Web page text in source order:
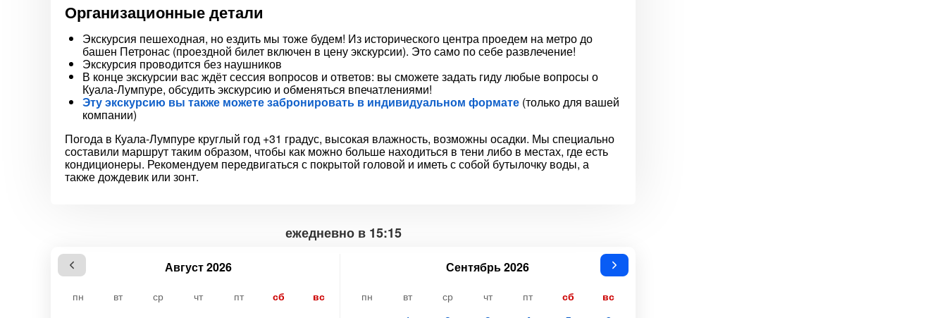
Организационные детали
Экскурсия пешеходная, но ездить мы тоже будем! Из исторического центра проедем на метро до
башен Петронас (проездной билет включен в цену экскурсии). Это само по себе развлечение!
Экскурсия проводится без наушников
В конце экскурсии вас ждёт сессия вопросов и ответов: вы сможете задать гиду любые вопросы о
Куала-Лумпуре, обсудить экскурсию и обменяться впечатлениями!
Эту экскурсию вы также можете забронировать в индивидуальном формате (только для вашей
компании)
Погода в Куала-Лумпуре круглый год +31 градус, высокая влажность, возможны осадки. Мы специально
составили маршрут таким образом, чтобы как можно больше находиться в тени либо в местах, где есть
кондиционеры. Рекомендуем передвигаться с покрытой головой и иметь с собой бутылочку воды, а
также дождевик или зонт.
ежедневно в 15:15
Август 2026
пн вт ср чт пт сб вс
Сентябрь 2026
пн вт ср чт пт сб вс